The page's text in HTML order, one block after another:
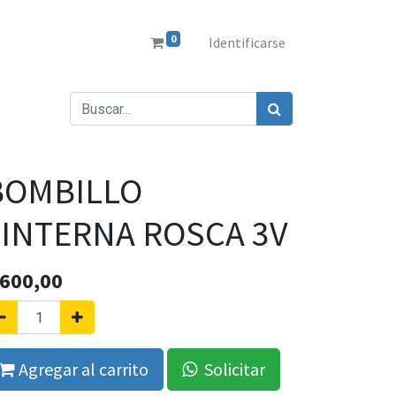
0 Identificarse
ROSCA 3V
600,00
Agregar al carrito Solicitar